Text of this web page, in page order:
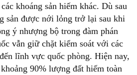
khoáng sản hiếm khác. Dù sau
sản được nới lỏng trở lại sau khi
ý nhượng bộ trong đàm phán
vẫn giữ chặt kiểm soát với các
lĩnh vực quốc phòng. Hiện nay,
90% lượng đất hiếm toàn